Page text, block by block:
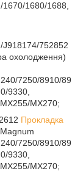
1680/1688,
752852
охолодження)
7250/8910/89
9330,
MX270;
Прокладка
7250/8910/89
9330,
MX270;